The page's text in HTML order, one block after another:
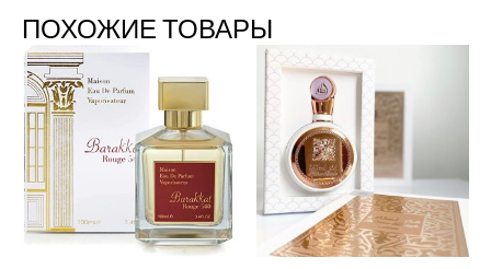
ПОХОЖИЕ ТОВАРЫ